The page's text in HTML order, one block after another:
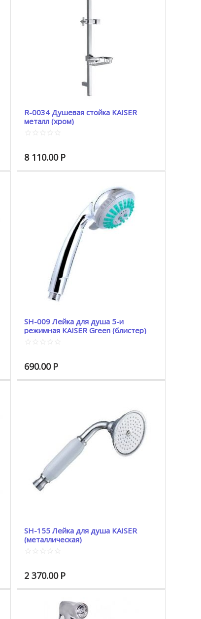
R-0034 Душевая стойка KAISER
металл (хром)
8 110.00 Р
SH-009 Лейка для душа 5-и
режимная KAISER Green (блистер)
690.00 Р
SH-155 Лейка для душа KAISER
(металлическая)
2 370.00 Р